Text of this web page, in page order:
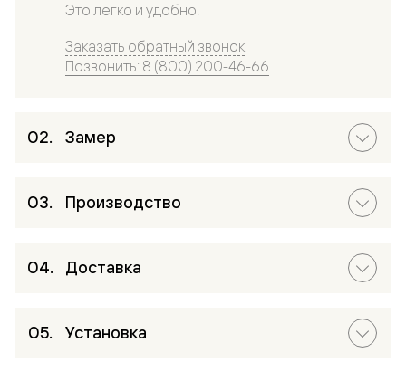
Это легко и удобно.
Заказать обратный звонок
Позвонить: 8 (800) 200-46-66
Замер
Производство
Доставка
Установка